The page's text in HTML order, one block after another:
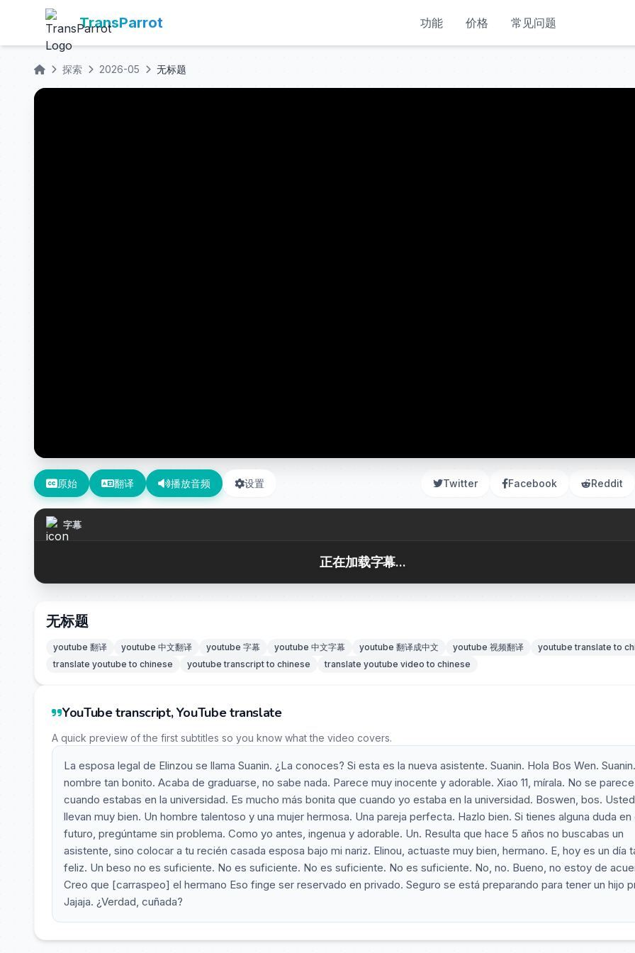
TransParrot 功能 价格 常见问题
探索 2026-05 无标题
原始 翻译 播放音频 设置 Twitter Facebook Reddit
字幕
正在加载字幕...
无标题
youtube 翻译 youtube 中文翻译 youtube 字幕 youtube 中文字幕 youtube 翻译成中文 youtube 视频翻译
youtube translate to
translate youtube to chinese
youtube transcript to chinese translate youtube video to chinese
YouTube transcript, YouTube translate
A quick preview of the first subtitles so you know what the video covers.
La esposa legal de Elinzou se llama Suanin. ¿La conoces? Si esta es la nueva asistente. Suanin. Hola Bos Wen.
nombre tan bonito. Acaba de graduarse, no sabe nada. Parece muy inocente y adorable. Xiao 11, mírala. No se
cuando estabas en la universidad. Es mucho más bonita que cuando yo estaba en la universidad. Boswen, bos.
llevan muy bien. Un hombre talentoso y una mujer hermosa. Una pareja perfecta. Hazlo bien. Si tienes alguna duda en
futuro, pregúntame sin problema. Como yo antes, ingenua y adorable. Un. Resulta que hace 5 años no buscabas un
asistente, sino colocar a tu recién casada esposa bajo mi nariz. Elinou, actuaste muy bien, hermano. E, hoy es un día
feliz. Un beso no es suficiente. No es suficiente. No es suficiente. No es suficiente. No, no. Bueno, no estoy de
Creo que [carraspeo] el hermano Eso finge ser reservado en privado. Seguro se está preparando para tener un hijo
Jajaja. ¿Verdad, cuñada?